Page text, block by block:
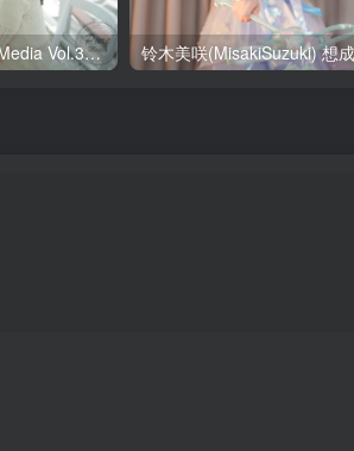
Yeha(예하) Pure Media Vol.321 Your Majesty [119P-145MB]